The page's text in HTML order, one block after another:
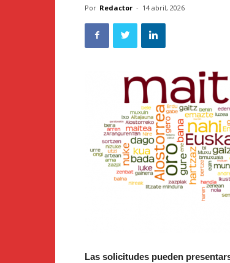
Por Redactor - 14 abril, 2026
Las solicitudes pueden